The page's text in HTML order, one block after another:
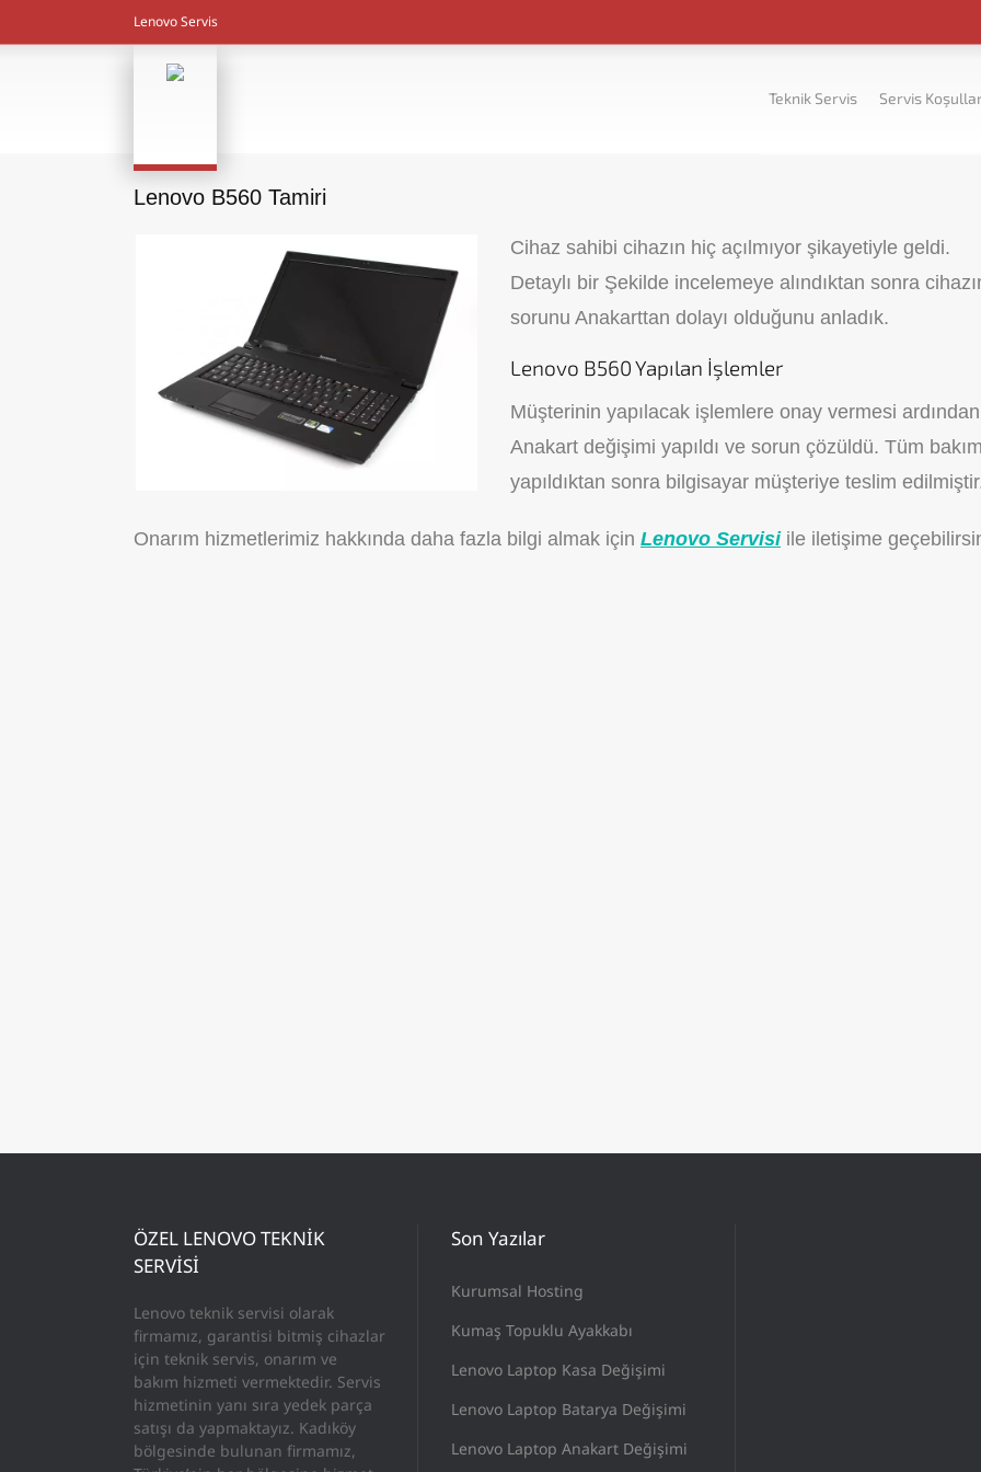
Lenovo Servis
Teknik Servis Servis
Lenovo B560 Tamiri
Cihaz sahibi cihazın hiç açılmıyor şikayetiyle geldi.
Detaylı bir Şekilde incelemeye alındıktan sonra
sorunu Anakarttan dolayı olduğunu anladık.
Lenovo B560 Yapılan İşlemler
Müşterinin yapılacak işlemlere onay vermesi ardından
Anakart değişimi yapıldı ve sorun çözüldü. Tüm
yapıldıktan sonra bilgisayar müşteriye teslim
Onarım hizmetlerimiz hakkında daha fazla bilgi almak için Lenovo Servisiile iletişime
ÖZEL LENOVO TEKNİK
SERVİSİ
Lenovo teknik servisi olarak
firmamız, garantisi bitmiş cihazlar
için teknik servis, onarım ve
bakım hizmeti vermektedir. Servis
hizmetinin yanı sıra yedek parça
satışı da yapmaktayız. Kadıköy
bölgesinde bulunan firmamız,
Son Yazılar
Kurumsal Hosting
Kumaş Topuklu Ayakkabı
Lenovo Laptop Kasa Değişimi
Lenovo Laptop Batarya Değişimi
Lenovo Laptop Anakart Değişimi